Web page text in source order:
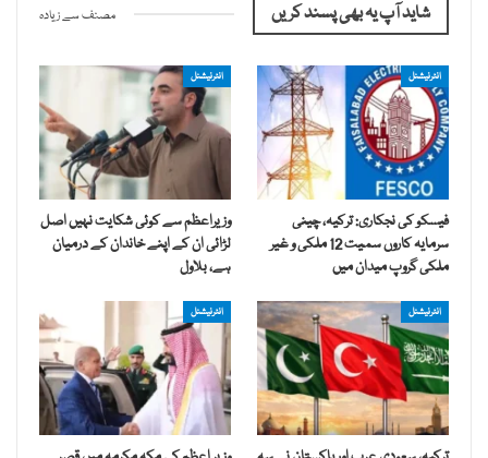
شاید آپ یہ بھی پسند کریں مصنف سے زیادہ
انٹرنیشنل
فیسکو کی نجکاری: ترکیہ، چینی
سرمایہ کاروں سمیت 12 ملکی و غیر
ملکی گروپ میدان میں
انٹرنیشنل
وزیراعظم سے کوئی شکایت نہیں اصل
لڑائی ان کے اپنے خاندان کے درمیان
ہے، بلاول
انٹرنیشنل انٹرنیشنل